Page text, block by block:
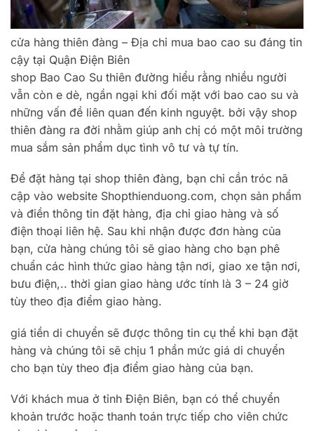
cửa hàng thiên đàng – Địa chỉ mua bao cao su đáng tin
cậy tại Quận Điện Biên
shop Bao Cao Su thiên đường hiểu rằng nhiều người
vẫn còn e dè, ngần ngại khi đối mặt với bao cao su và
những vấn đề liên quan đến kinh nguyệt. bởi vậy shop
thiên đàng ra đời nhằm giúp anh chị có một môi trường
mua sắm sản phẩm dục tình vô tư và tự tín.
Để đặt hàng tại shop thiên đàng, bạn chỉ cần tróc nã
cập vào website Shopthienduong.com, chọn sản phẩm
và điền thông tin đặt hàng, địa chỉ giao hàng và số
điện thoại liên hệ. Sau khi nhận được đơn hàng của
bạn, cửa hàng chúng tôi sẽ giao hàng cho bạn phê
chuẩn các hình thức giao hàng tận nơi, giao xe tận nơi,
bưu điện,.. thời gian giao hàng ước tính là 3 – 24 giờ
tùy theo địa điểm giao hàng.
giá tiền di chuyển sẽ được thông tin cụ thể khi bạn đặt
hàng và chúng tôi sẽ chịu 1 phần mức giá di chuyển
cho bạn tùy theo địa điểm giao hàng của bạn.
Với khách mua ở tỉnh Điện Biên, bạn có thể chuyển
khoản trước hoặc thanh toán trực tiếp cho viên chức